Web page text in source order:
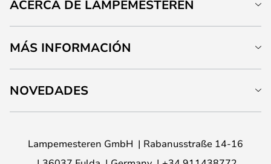
ACERCA DE LAMPEMESTEREN
MÁS INFORMACIÓN
NOVEDADES
Lampemesteren GmbH
Rabanusstraße 14-16